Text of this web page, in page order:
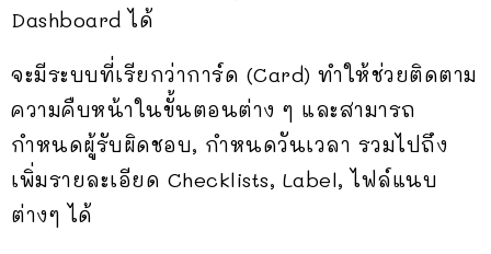
Dashboard ได้
จะมีระบบที่เรียกว่าการ์ด (Card) ทำให้ช่วยติดตาม
ความคืบหน้าในขั้นตอนต่าง ๆ และสามารถ
กำหนดผู้รับผิดชอบ, กำหนดวันเวลา รวมไปถึง
เพิ่มรายละเอียด Checklists, Label, ไฟล์แนบ
ต่างๆ ได้